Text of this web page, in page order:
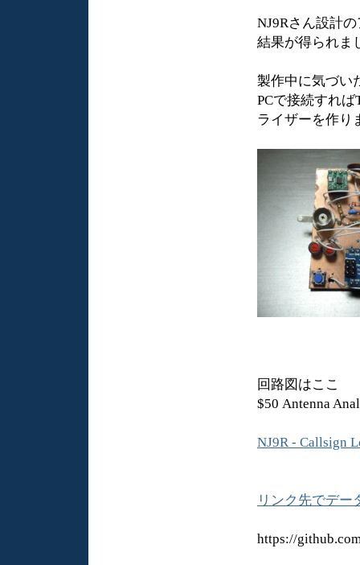
NJ9Rさん設計
結果が得られま
製作中に気づい
PCで接続すれ
ライザーを作り
回路図はここ
$50 Antenna
NJ9R - Callsign
リンク先でデー
https://